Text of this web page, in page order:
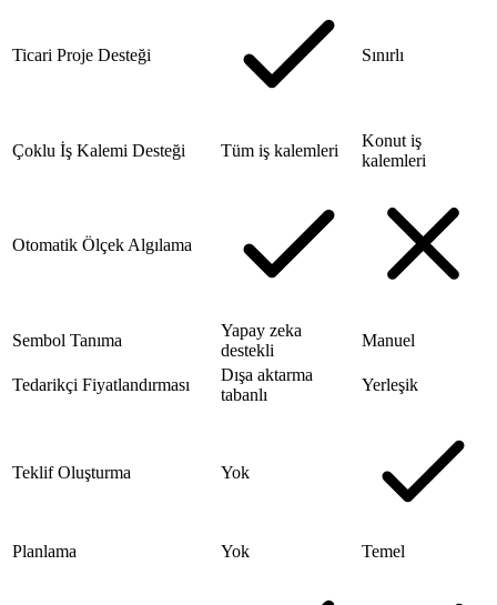
Ticari Proje Desteği Sınırlı
Çoklu İş Kalemi Desteği Tüm iş kalemleri
Konut iş
kalemleri
Otomatik Ölçek Algılama
Sembol Tanıma
Yapay zeka
destekli
Manuel
Tedarikçi Fiyatlandırması
Dışa aktarma
tabanlı
Yerleşik
Teklif Oluşturma Yok
Planlama Yok Temel